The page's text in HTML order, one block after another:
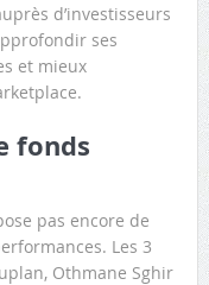
d’investisseurs
ses
et mieux
fonds
pas encore de
Les 3
Othmane Sghir